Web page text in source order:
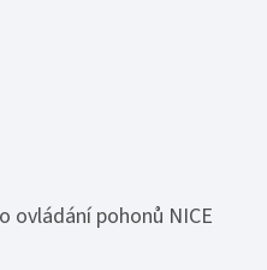
ovládání pohonů NICE
je 1 z 5 hvězdiček.